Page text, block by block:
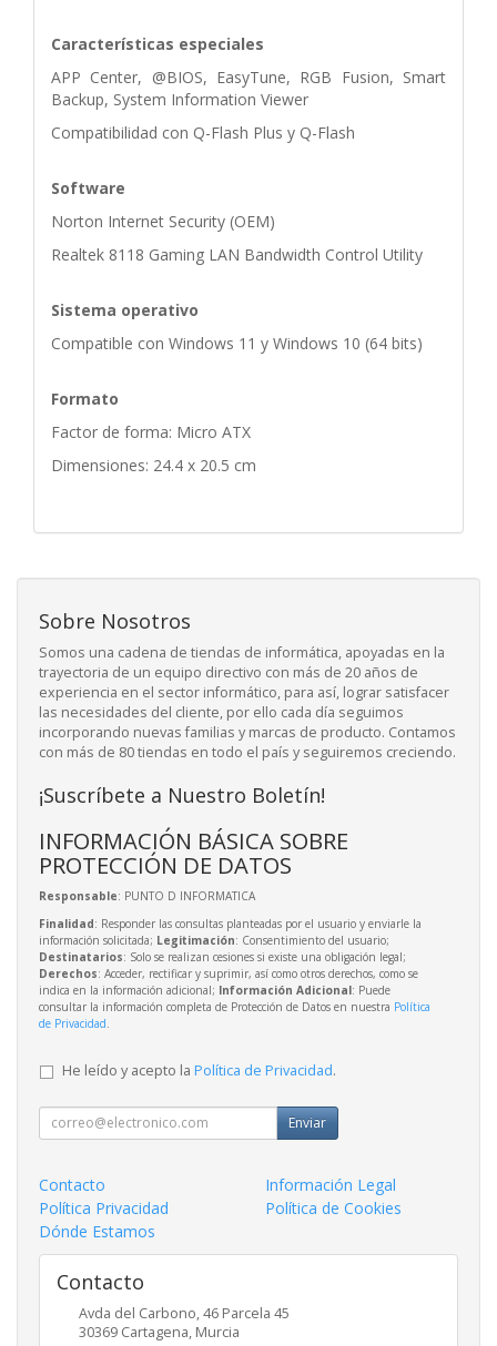
Características especiales
APP Center, @BIOS, EasyTune, RGB Fusion, Smart
Backup, System Information Viewer
Compatibilidad con Q-Flash Plus y Q-Flash
Software
Norton Internet Security (OEM)
Realtek 8118 Gaming LAN Bandwidth Control Utility
Sistema operativo
Compatible con Windows 11 y Windows 10 (64 bits)
Formato
Factor de forma: Micro ATX
Dimensiones: 24.4 x 20.5 cm
Sobre Nosotros
Somos una cadena de tiendas de informática, apoyadas en la
trayectoria de un equipo directivo con más de 20 años de
experiencia en el sector informático, para así, lograr satisfacer
las necesidades del cliente, por ello cada día seguimos
incorporando nuevas familias y marcas de producto. Contamos
con más de 80 tiendas en todo el país y seguiremos creciendo.
¡Suscríbete a Nuestro Boletín!
INFORMACIÓN BÁSICA SOBRE
PROTECCIÓN DE DATOS
Responsable: PUNTO D INFORMATICA
Finalidad: Responder las consultas planteadas por el usuario y enviarle la
información solicitada; Legitimación: Consentimiento del usuario;
Destinatarios: Solo se realizan cesiones si existe una obligación legal;
Derechos: Acceder, rectificar y suprimir, así como otros derechos, como se
indica en la información adicional; Información Adicional: Puede
consultar la información completa de Protección de Datos en nuestra Política
de Privacidad
He leído y acepto la Política de Privacidad.
Enviar
Contacto
Información Legal
Política Privacidad
Política de Cookies
Dónde Estamos
Contacto
Avda del Carbono, 46 Parcela 45
30369 Cartagena, Murcia